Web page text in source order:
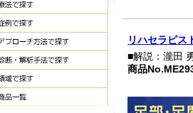
リハセラピス
■解説：瀧田
商品